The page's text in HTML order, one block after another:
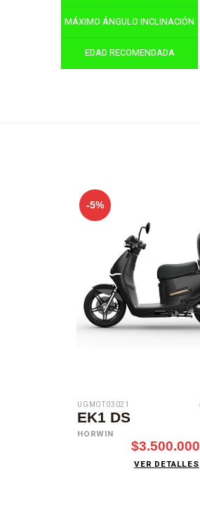
MÁXIMO ÁNGULO INCLINACIÓN
EDAD RECOMENDADA
-5%
UGMOT03021
EK1 DS
HORWIN
$3.500.000
VER DETALLES